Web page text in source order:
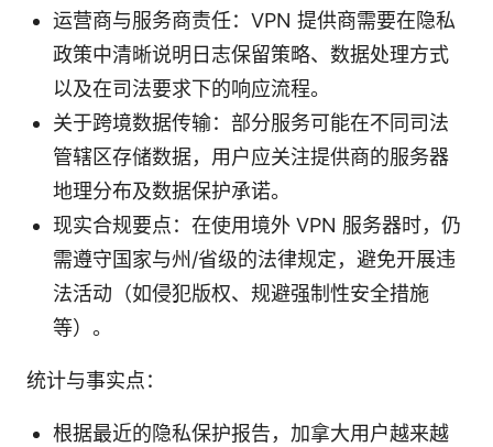
运营商与服务商责任：VPN 提供商需要在隐私
政策中清晰说明日志保留策略、数据处理方式
以及在司法要求下的响应流程。
关于跨境数据传输：部分服务可能在不同司法
管辖区存储数据，用户应关注提供商的服务器
地理分布及数据保护承诺。
现实合规要点：在使用境外 VPN 服务器时，仍
需遵守国家与州/省级的法律规定，避免开展违
法活动（如侵犯版权、规避强制性安全措施
等）。
统计与事实点：
根据最近的隐私保护报告，加拿大用户越来越